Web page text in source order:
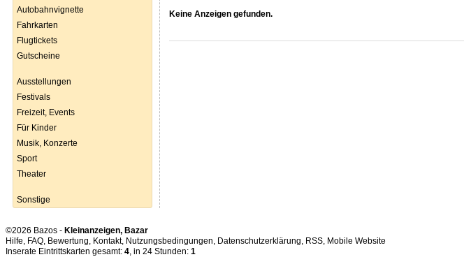
Autobahnvignette
Fahrkarten
Flugtickets
Gutscheine
Ausstellungen
Festivals
Freizeit, Events
Für Kinder
Musik, Konzerte
Sport
Theater
Sonstige
Keine Anzeigen gefunden.
©2026 Bazos - Kleinanzeigen, Bazar
Hilfe, FAQ, Bewertung, Kontakt, Nutzungsbedingungen, Datenschutzerklärung, RSS,
Inserate Eintrittskarten gesamt: 4, in 24 Stunden: 1